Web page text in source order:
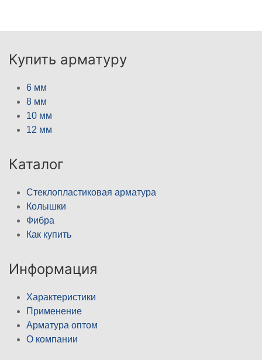
Купить арматуру
6 мм
8 мм
10 мм
12 мм
Каталог
Стеклопластиковая арматура
Колышки
Фибра
Как купить
Информация
Характеристики
Применение
Арматура оптом
О компании